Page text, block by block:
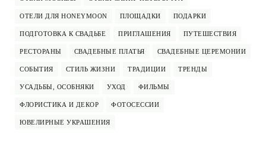
ОТЕЛИ ДЛЯ HONEYMOON ПЛОЩАДКИ ПОДАРКИ
ПОДГОТОВКА К СВАДЬБЕ ПРИГЛАШЕНИЯ ПУТЕШЕСТВИЯ
РЕСТОРАНЫ СВАДЕБНЫЕ ПЛАТЬЯ СВАДЕБНЫЕ ЦЕРЕМОНИИ
СОБЫТИЯ СТИЛЬ ЖИЗНИ ТРАДИЦИИ ТРЕНДЫ
УСАДЬБЫ, ОСОБНЯКИ УХОД ФИЛЬМЫ
ФЛОРИСТИКА И ДЕКОР ФОТОСЕССИИ
ЮВЕЛИРНЫЕ УКРАШЕНИЯ